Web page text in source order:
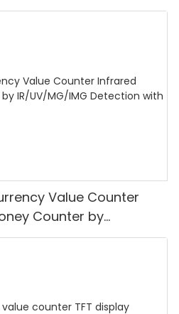
Value Counter
Counter by
with TFT Display